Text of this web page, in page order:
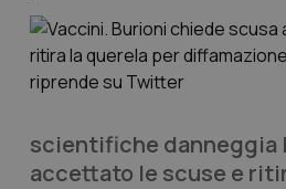
scientifiche danneggia
accettato le scuse e